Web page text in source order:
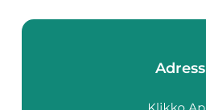
Adress